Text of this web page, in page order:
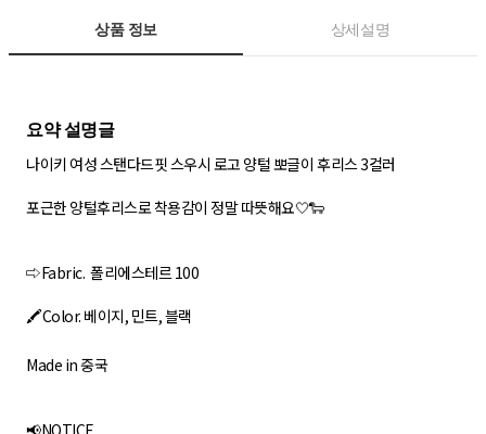
상품 정보 상세설명
요약 설명글
나이키 여성 스탠다드핏 스우시 로고 양털 뽀글이 후리스 3컬러
포근한 양털후리스로 착용감이 정말 따뜻해요🤍🐑
⇨Fabric. 폴리에스테르 100
🖍Color. 베이지, 민트, 블랙
Made in 중국